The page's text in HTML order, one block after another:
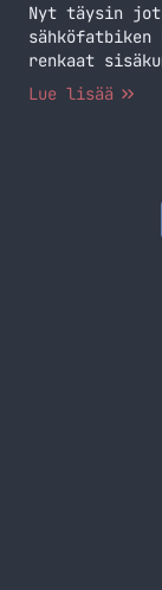
Nyt täysin
renkaat
taas mene,
Lue lisää